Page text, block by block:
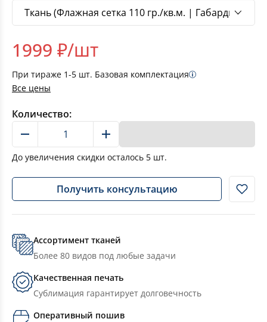
1999 ₽/шт
При тираже 1-5 шт. Базовая комплектация
Все цены
Количество:
До увеличения скидки осталось 5 шт.
Получить консультацию
Ассортимент тканей
Более 80 видов под любые задачи
Качественная печать
Сублимация гарантирует долговечность
Оперативный пошив